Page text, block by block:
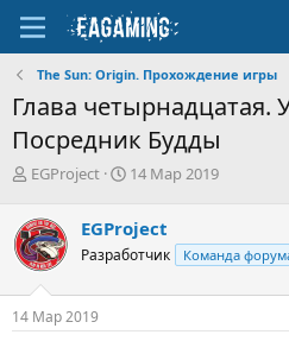
The Sun: Origin. Прохождение игры
Глава
Посредник Будды
А
т
о
р
е
м
EGProject
Д
а
н
ч
14 Мар 2019
EGProject
Разработчик Команда
14 Мар 2019